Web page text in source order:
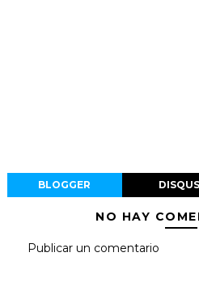
BLOGGER DISQUS
NO HAY
Publicar un comentario